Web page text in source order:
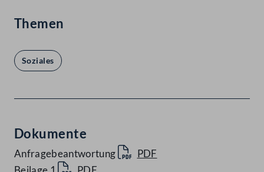
Themen
Soziales
Dokumente
Anfragebeantwortung
PDF